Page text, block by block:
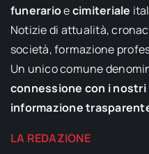
funerarioecimiteriale
Notizie di attualità,
società, formazione
Un unico comune
connessione con i
informazione
LA REDAZIONE